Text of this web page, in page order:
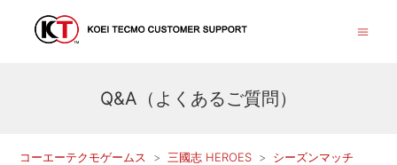
Q&A（よくあるご質問）
コーエーテクモゲームス 三國志 HEROES シーズンマッチ